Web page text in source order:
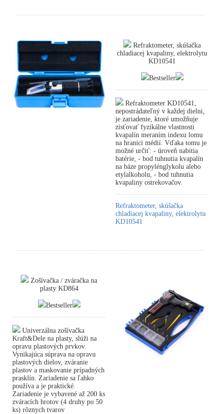
Refraktometer, skúšačka
chladiacej kvapaliny, elektrolytu
KD10541
Bestseller
Refraktometer KD10541,
nepostrádateľný v každej dielni,
je zariadenie, ktoré umožňuje
zisťovať fyzikálne vlastnosti
kvapalín meraním indexu lomu
na hranici médií. Vďaka tomu je
možné určiť: - úroveň nabitia
batérie, - bod tuhnutia kvapalín
na báze propylénglykolu alebo
etylalkoholu, - bod tuhnutia
kvapaliny ostrekovačov.
Refraktometer, skúšačka
chladiacej kvapaliny, elektrolytu
KD10541
Zošívačka / zváračka na
plasty KD864
Bestseller
Univerzálna zošívačka
Kraft&Dele na plasty, slúži na
opravu plastových prvkov.
Vynikajúca súprava na opravu
plastových dielov, zváranie
plastov a maskovanie prípadných
prasklín. Zariadenie sa ľahko
používa a je praktické.
Zariadenie je vybavené až 200 ks
zváracích hrotov (4 druhy po 50
ks) rôznych tvarov